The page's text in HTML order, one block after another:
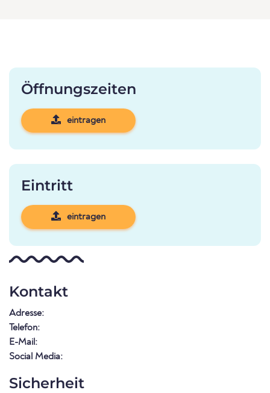
Öffnungszeiten
eintragen
Eintritt
eintragen
Kontakt
Adresse:
Telefon:
E-Mail:
Social Media:
Sicherheit